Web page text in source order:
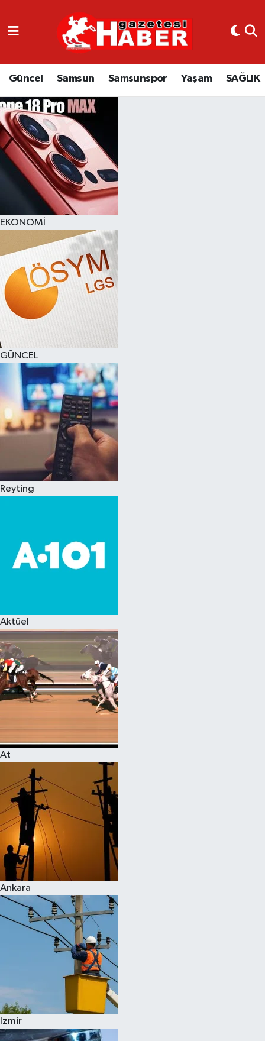
Güncel Samsun Samsunspor Yaşam SAĞLIK
EKONOMİ
GÜNCEL
Reyting
Aktüel
At
Ankara
Izmir
GÜNCEL
SAMSUN
SAMSUNSPOR
EKONOMİ
YAŞAM